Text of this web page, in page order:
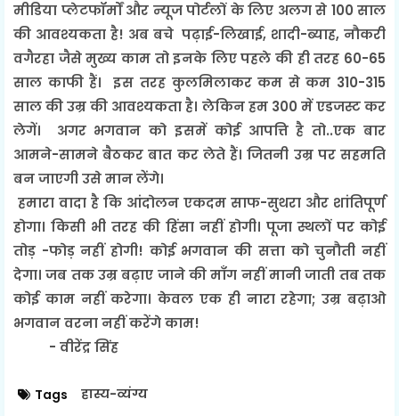
मीडिया प्लेटफॉर्मों और न्यूज पोर्टलों के लिए अलग से 100 साल
की आवश्यकता है! अब बचे पढ़ाई-लिखाई, शादी-ब्याह, नौकरी
वगैरहा जैसे मुख्य काम तो इनके लिए पहले की ही तरह 60-65
साल काफी हैं। इस तरह कुलमिलाकर कम से कम 310-315
साल की उम्र की आवश्यकता है। लेकिन हम 300 में एडजस्ट कर
लेगें। अगर भगवान को इसमें कोई आपत्ति है तो..एक बार
आमने-सामने बैठकर बात कर लेते हैं। जितनी उम्र पर सहमति
बन जाएगी उसे मान लेंगे।
हमारा वादा है कि आंदोलन एकदम साफ-सुथरा और शांतिपूर्ण
होगा। किसी भी तरह की हिंसा नहीं होगी। पूजा स्थलों पर कोई
तोड़ -फोड़ नहीं होगी! कोई भगवान की सत्ता को चुनौती नहीं
देगा। जब तक उम्र बढ़ाए जाने की माँग नहीं मानी जाती तब तक
कोई काम नहीं करेगा। केवल एक ही नारा रहेगा; उम्र बढ़ाओ
भगवान वरना नहीं करेंगे काम!
- वीरेंद्र सिंह
Tags हास्य-व्यंग्य